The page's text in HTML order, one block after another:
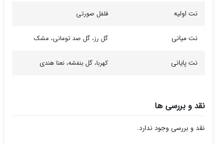
نت اولیه فلفل صورتی
نت میانی گل رز، گل صد تومانی، مشک
نت پایانی کهربا، گل بنفشه، نعنا هندی
نقد و بررسی ها
نقد و بررسی وجود ندارد.